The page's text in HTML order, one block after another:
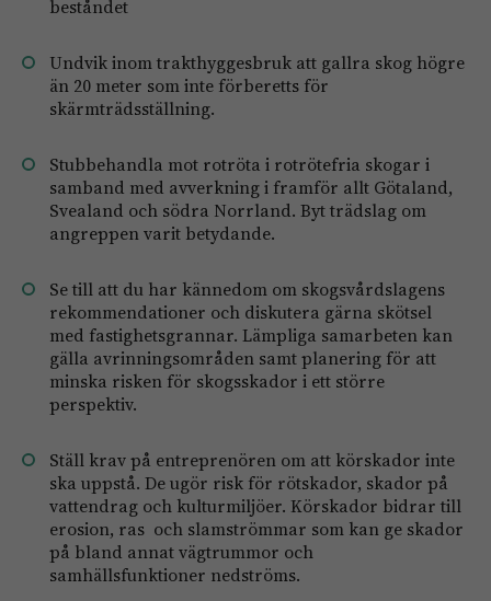
beståndet
Undvik inom trakthyggesbruk att gallra skog högre
än 20 meter som inte förberetts för
skärmträdsställning.
Stubbehandla mot rotröta i rotrötefria skogar i
samband med avverkning i framför allt Götaland,
Svealand och södra Norrland. Byt trädslag om
angreppen varit betydande.
Se till att du har kännedom om skogsvårdslagens
rekommendationer och diskutera gärna skötsel
med fastighetsgrannar. Lämpliga samarbeten kan
gälla avrinningsområden samt planering för att
minska risken för skogsskador i ett större
perspektiv.
Ställ krav på entreprenören om att körskador inte
ska uppstå. De ugör risk för rötskador, skador på
vattendrag och kulturmiljöer. Körskador bidrar till
erosion, ras och slamströmmar som kan ge skador
på bland annat vägtrummor och
samhällsfunktioner nedströms.